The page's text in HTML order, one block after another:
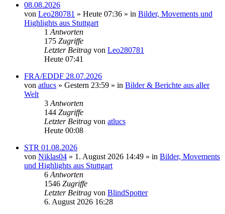
08.08.2026
von Leo280781 » Heute 07:36 » in Bilder, Movements und
Highlights aus Stuttgart
1 Antworten
175 Zugriffe
Letzter Beitrag von Leo280781
Heute 07:41
FRA/EDDF 28.07.2026
von atlucs » Gestern 23:59 » in Bilder & Berichte aus aller
Welt
3 Antworten
144 Zugriffe
Letzter Beitrag von atlucs
Heute 00:08
STR 01.08.2026
von Niklas04 » 1. August 2026 14:49 » in Bilder, Movements
und Highlights aus Stuttgart
6 Antworten
1546 Zugriffe
Letzter Beitrag von BlindSpotter
6. August 2026 16:28